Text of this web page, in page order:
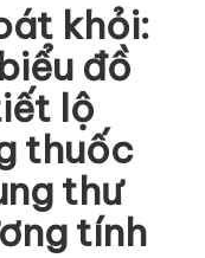
khỏi:
đồ
lộ
thuốc
thư
tính